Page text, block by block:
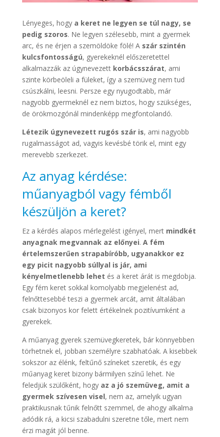
Lényeges, hogya keret ne legyen se túl nagy, se
pedig szoros. Ne legyen szélesebb, mint a gyermek
arc, és ne érjen a szemöldöke fölé! Aszár szintén
kulcsfontosságú, gyerekeknél előszeretettel
alkalmazzák az úgynevezett korbácsszárat, ami
szinte körbeöleli a füleket, így a szemüveg nem tud
csúszkálni, leesni. Persze egy nyugodtabb, már
nagyobb gyermeknél ez nem biztos, hogy szükséges,
de örökmozgónál mindenképp megfontolandó.
Létezik úgynevezett rugós szár is, ami nagyobb
rugalmasságot ad, vagyis kevésbé törik el, mint egy
merevebb szerkezet.
Az anyag kérdése:
műanyagból vagy fémből
készüljön a keret?
Ez a kérdés alapos mérlegelést igényel, mert mindkét
anyagnak megvannak az előnyei. A fém
értelemszerűen strapabíróbb, ugyanakkor ez
egy picit nagyobb súllyal is jár, ami
kényelmetlenebb lehet és a keret árát is megdobja.
Egy fém keret sokkal komolyabb megjelenést ad,
felnőttesebbé teszi a gyermek arcát, amit általában
csak bizonyos kor felett értékelnek pozitívumként a
gyerekek.
A műanyag gyerek szemüvegkeretek, bár könnyebben
törhetnek el, jobban személyre szabhatóak. A kisebbek
sokszor az élénk, feltűnő színeket szeretik, és egy
műanyag keret bizony bármilyen színű lehet. Ne
feledjük szülőként, hogy az a jó szemüveg, amit a
gyermek szívesen visel, nem az, amelyik ugyan
praktikusnak tűnik felnőtt szemmel, de ahogy alkalma
adódik rá, a kicsi szabadulni szeretne tőle, mert nem
érzi magát jól benne.